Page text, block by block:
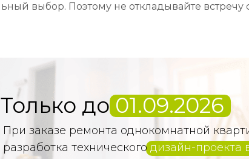
выбор. Поэтому не откладывайте встречу
При заказе ремонта однокомнатной
разработка техническогодизайн-проекта
Только до01.09.2026